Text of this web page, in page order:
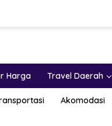
Harga Travel Daerah
Akomodasi